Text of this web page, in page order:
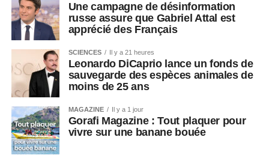
Une campagne de désinformation
russe assure que Gabriel Attal est
apprécié des Français
SCIENCES Il y a 21 heures
Leonardo DiCaprio lance un fonds de
sauvegarde des espèces animales de
moins de 25 ans
MAGAZINE Il y a 1 jour
Gorafi Magazine : Tout plaquer pour
vivre sur une banane bouée